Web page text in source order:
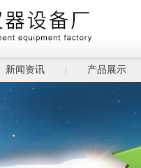
新闻资讯 产品展示